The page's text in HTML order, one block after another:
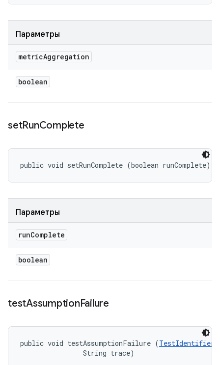
Параметры
metricAggregation
boolean
setRunComplete
public void setRunComplete (boolean runComplete)
Параметры
runComplete
boolean
testAssumptionFailure
public void testAssumptionFailure (TestIdentifier
                String trace)